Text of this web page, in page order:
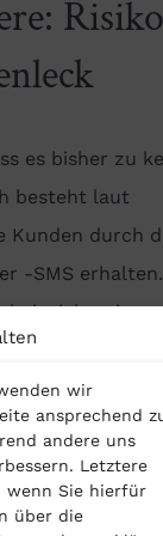
wir
ansprechend
andere uns
Letztere
wenn Sie hierfür
über die
Risiko
es bisher zu
besteht laut
Kunden durch
-SMS
Datenanhängen
sondern
Twitter,